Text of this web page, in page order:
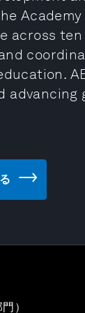
across
）